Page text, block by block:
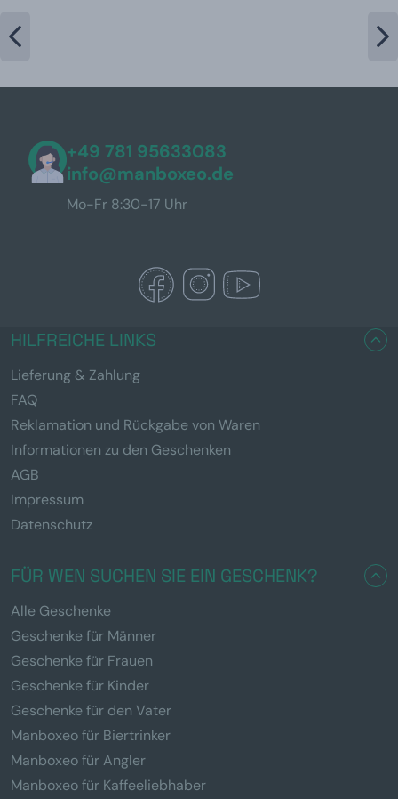
+49 781 95633083
info@manboxeo.de
Mo-Fr 8:30-17 Uhr
HILFREICHE LINKS
Lieferung & Zahlung
FAQ
Reklamation und Rückgabe von Waren
Informationen zu den Geschenken
AGB
Impressum
Datenschutz
FÜR WEN SUCHEN SIE EIN GESCHENK?
Alle Geschenke
Geschenke für Männer
Geschenke für Frauen
Geschenke für Kinder
Geschenke für den Vater
Manboxeo für Biertrinker
Manboxeo für Angler
Manboxeo für Kaffeeliebhaber